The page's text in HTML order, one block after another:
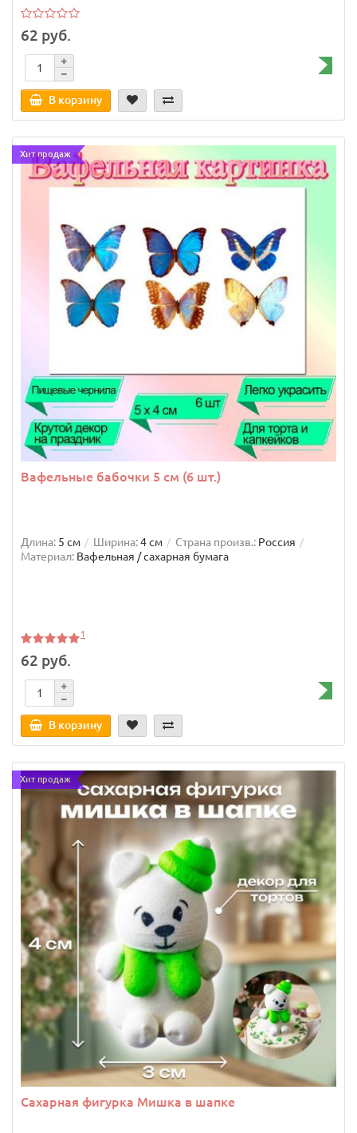
62 руб.
В корзину
Хит продаж
Вафельные бабочки 5 см (6 шт.)
Длина: 5 см Ширина:4 см Страна произв.: Россия
Материал: Вафельная / сахарная бумага
1
62 руб.
В корзину
Хит продаж
Сахарная фигурка Мишка в шапке